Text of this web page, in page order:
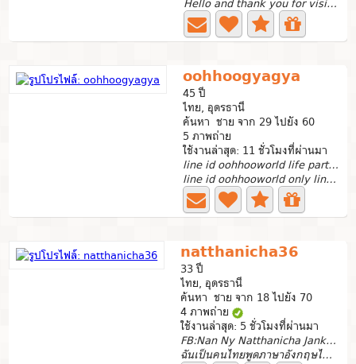
oohhoogyagya
45 ปี
ไทย, อุดรธานี
ค้นหา ชาย จาก 29 ไปยัง 60
5 ภาพถ่าย
ใช้งานล่าสุด: 11 ชั่วโมงที่ผ่านมา
line id oohhooworld life partner only non-smoker
line id oohhooworld only line app by QR code << no...
natthanicha36
33 ปี
ไทย, อุดรธานี
ค้นหา ชาย จาก 18 ไปยัง 70
4 ภาพถ่าย
ใช้งานล่าสุด: 5 ชั่วโมงที่ผ่านมา
FB:Nan Ny Natthanicha Jankham
ฉันเป็นคนไทยพูดภาษาอังกฤษไม่ได้...